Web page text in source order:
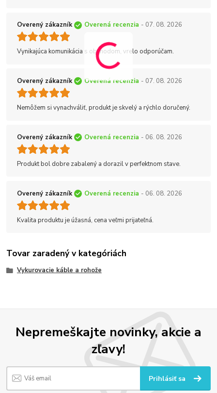
Overený zákazník Overená recenzia - 07. 08. 2026
Vynikajúca komunikácia s obchodom, vrelo odporúčam.
Overený zákazník Overená recenzia - 07. 08. 2026
Nemôžem si vynachváliť, produkt je skvelý a rýchlo doručený.
Overený zákazník Overená recenzia - 06. 08. 2026
Produkt bol dobre zabalený a dorazil v perfektnom stave.
Overený zákazník Overená recenzia - 06. 08. 2026
Kvalita produktu je úžasná, cena veľmi prijateľná.
Tovar zaradený v kategóriách
Vykurovacie káble a rohože
Nepremeškajte novinky, akcie a
zľavy!
Prihlásiť sa